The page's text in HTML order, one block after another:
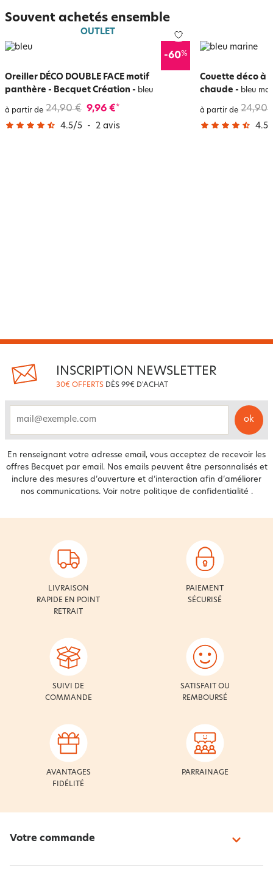
Souvent achetés ensemble
OUTLET
-60%
Oreiller DÉCO DOUBLE FACE motif
panthère - Becquet Création - bleu
à partir de 24,90 € 9,96 €*
4.5/5 - 2 avis
Couette déco à
chaude - bleu
à partir de 24,90
4.5
INSCRIPTION NEWSLETTER
30€ OFFERTS DÈS 99€ D'ACHAT
ok
En renseignant votre adresse email, vous acceptez de recevoir les
offres Becquet par email. Nos emails peuvent être personnalisés et
inclure des mesures d’ouverture et d’interaction afin d’améliorer
nos communications. Voir notre politique de confidentialité .
LIVRAISON
RAPIDE EN POINT
RETRAIT
PAIEMENT
SÉCURISÉ
SUIVI DE
COMMANDE
SATISFAIT OU
REMBOURSÉ
AVANTAGES
FIDÉLITÉ
PARRAINAGE
Votre commande